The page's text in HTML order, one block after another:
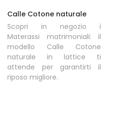
Calle Cotone naturale
Scopri in negozio i
Materassi matrimoniali: il
modello Calle Cotone
naturale in lattice ti
attende per garantirti il
riposo migliore.